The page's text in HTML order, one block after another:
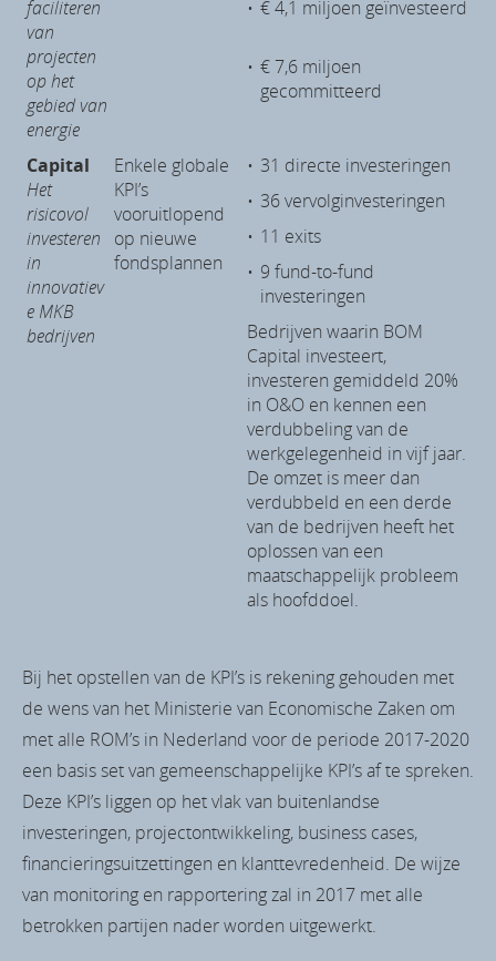
faciliteren
van
projecten
op het
gebied van
energie
• € 4,1 miljoen geïnvesteerd
• € 7,6 miljoen
gecommitteerd
Capital
Het
risicovol
investeren
in
innovatiev
e MKB
bedrijven
Enkele globale
KPI’s
vooruitlopend
op nieuwe
fondsplannen
• 31 directe investeringen
• 36 vervolginvesteringen
• 11 exits
• 9 fund-to-fund
investeringen
Bedrijven waarin BOM
Capital investeert,
investeren gemiddeld 20%
in O&O en kennen een
verdubbeling van de
werkgelegenheid in vijf jaar.
De omzet is meer dan
verdubbeld en een derde
van de bedrijven heeft het
oplossen van een
maatschappelijk probleem
als hoofddoel.
Bij het opstellen van de KPI’s is rekening gehouden met
de wens van het Ministerie van Economische Zaken om
met alle ROM’s in Nederland voor de periode 2017-2020
een basis set van gemeenschappelijke KPI’s af te spreken.
Deze KPI’s liggen op het vlak van buitenlandse
investeringen, projectontwikkeling, business cases,
financieringsuitzettingen en klanttevredenheid. De wijze
van monitoring en rapportering zal in 2017 met alle
betrokken partijen nader worden uitgewerkt.